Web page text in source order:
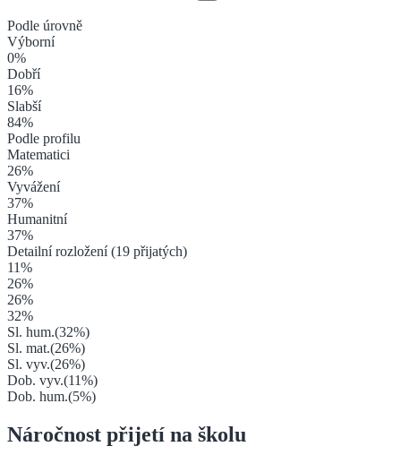
Podle úrovně
Výborní
0%
Dobří
16%
Slabší
84%
Podle profilu
Matematici
26%
Vyvážení
37%
Humanitní
37%
Detailní rozložení (19 přijatých)
11%
26%
26%
32%
Sl. hum.(32%)
Sl. mat.(26%)
Sl. vyv.(26%)
Dob. vyv.(11%)
Dob. hum.(5%)
Náročnost přijetí na školu